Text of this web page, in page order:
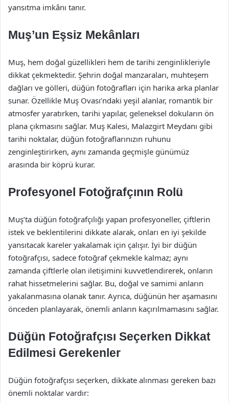
yansıtma imkânı tanır.
Muş’un Eşsiz Mekânları
Muş, hem doğal güzellikleri hem de tarihi zenginlikleriyle
dikkat çekmektedir. Şehrin doğal manzaraları, muhteşem
dağları ve gölleri, düğün fotoğrafları için harika arka planlar
sunar. Özellikle Muş Ovası’ndaki yeşil alanlar, romantik bir
atmosfer yaratırken, tarihi yapılar, geleneksel dokuların ön
plana çıkmasını sağlar. Muş Kalesi, Malazgirt Meydanı gibi
tarihi noktalar, düğün fotoğraflarınızın ruhunu
zenginleştirirken, aynı zamanda geçmişle günümüz
arasında bir köprü kurar.
Profesyonel Fotoğrafçının Rolü
Muş’ta düğün fotoğrafçılığı yapan profesyoneller, çiftlerin
istek ve beklentilerini dikkate alarak, onları en iyi şekilde
yansıtacak kareler yakalamak için çalışır. İyi bir düğün
fotoğrafçısı, sadece fotoğraf çekmekle kalmaz; aynı
zamanda çiftlerle olan iletişimini kuvvetlendirerek, onların
rahat hissetmelerini sağlar. Bu, doğal ve samimi anların
yakalanmasına olanak tanır. Ayrıca, düğünün her aşamasını
önceden planlayarak, önemli anların kaçırılmamasını sağlar.
Düğün Fotoğrafçısı Seçerken Dikkat
Edilmesi Gerekenler
Düğün fotoğrafçısı seçerken, dikkate alınması gereken bazı
önemli noktalar vardır: